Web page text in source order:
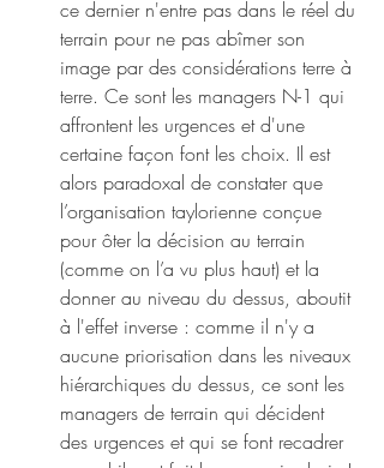
ce dernier n'entre pas dans le réel du
terrain pour ne pas abîmer son
image par des considérations terre à
terre. Ce sont les managers N-1 qui
affrontent les urgences et d'une
certaine façon font les choix. Il est
alors paradoxal de constater que
l’organisation taylorienne conçue
pour ôter la décision au terrain
(comme on l’a vu plus haut) et la
donner au niveau du dessus, aboutit
à l'effet inverse : comme il n'y a
aucune priorisation dans les niveaux
hiérarchiques du dessus, ce sont les
managers de terrain qui décident
des urgences et qui se font recadrer